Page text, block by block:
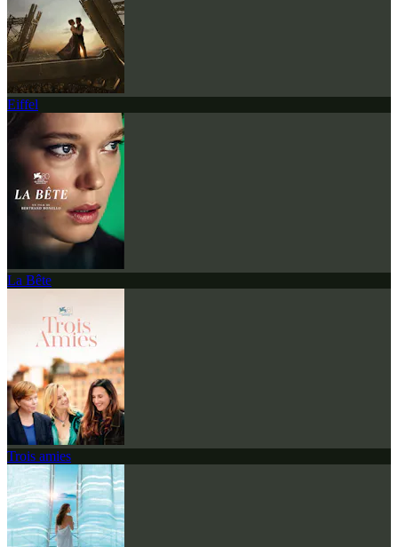
Eiffel
La Bête
Trois amies